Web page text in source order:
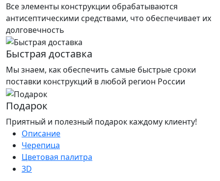
Все элементы конструкции обрабатываются
антисептическими средствами, что обеспечивает их
долговечность
Быстрая доставка
Мы знаем, как обеспечить самые быстрые сроки
поставки конструкций в любой регион России
Подарок
Приятный и полезный подарок каждому клиенту!
Описание
Черепица
Цветовая палитра
3D